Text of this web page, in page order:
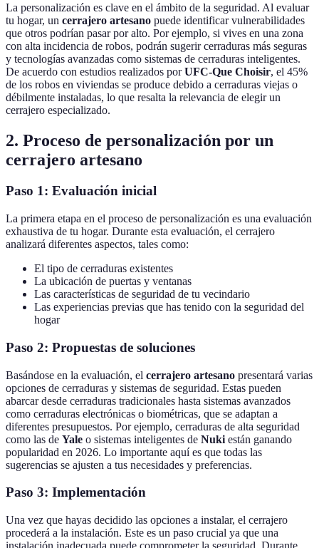
La personalización es clave en el ámbito de la seguridad. Al evaluar
tu hogar, un cerrajero artesano puede identificar vulnerabilidades
que otros podrían pasar por alto. Por ejemplo, si vives en una zona
con alta incidencia de robos, podrán sugerir cerraduras más seguras
y tecnologías avanzadas como sistemas de cerraduras inteligentes.
De acuerdo con estudios realizados porUFC-Que Choisir, el 45%
de los robos en viviendas se produce debido a cerraduras viejas o
débilmente instaladas, lo que resalta la relevancia de elegir un
cerrajero especializado.
2. Proceso de personalización por un
cerrajero artesano
Paso 1: Evaluación inicial
La primera etapa en el proceso de personalización es una evaluación
exhaustiva de tu hogar. Durante esta evaluación, el cerrajero
analizará diferentes aspectos, tales como:
El tipo de cerraduras existentes
La ubicación de puertas y ventanas
Las características de seguridad de tu vecindario
Las experiencias previas que has tenido con la seguridad del
hogar
Paso 2: Propuestas de soluciones
Basándose en la evaluación, el cerrajero artesano presentará varias
opciones de cerraduras y sistemas de seguridad. Estas pueden
abarcar desde cerraduras tradicionales hasta sistemas avanzados
como cerraduras electrónicas o biométricas, que se adaptan a
diferentes presupuestos. Por ejemplo, cerraduras de alta seguridad
como las de Yale o sistemas inteligentes de Nuki están ganando
popularidad en 2026. Lo importante aquí es que todas las
sugerencias se ajusten a tus necesidades y preferencias.
Paso 3: Implementación
Una vez que hayas decidido las opciones a instalar, el cerrajero
procederá a la instalación. Este es un paso crucial ya que una
instalación inadecuada puede comprometer la seguridad. Durante